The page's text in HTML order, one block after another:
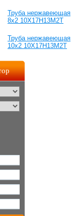
Труба нержавеющая
8х2 10Х17Н13М2Т
Труба нержавеющая
10х2 10Х17Н13М2Т